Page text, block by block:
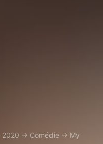
2020 → Comédie → My